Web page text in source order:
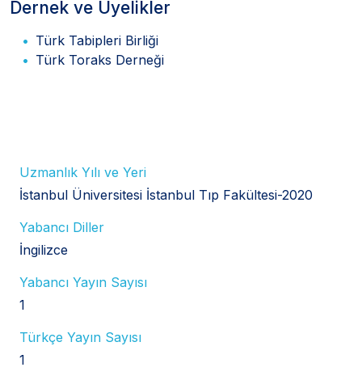
Dernek ve Üyelikler
Türk Tabipleri Birliği
Türk Toraks Derneği
Uzmanlık Yılı ve Yeri
İstanbul Üniversitesi İstanbul Tıp Fakültesi-2020
Yabancı Diller
İngilizce
Yabancı Yayın Sayısı
1
Türkçe Yayın Sayısı
1